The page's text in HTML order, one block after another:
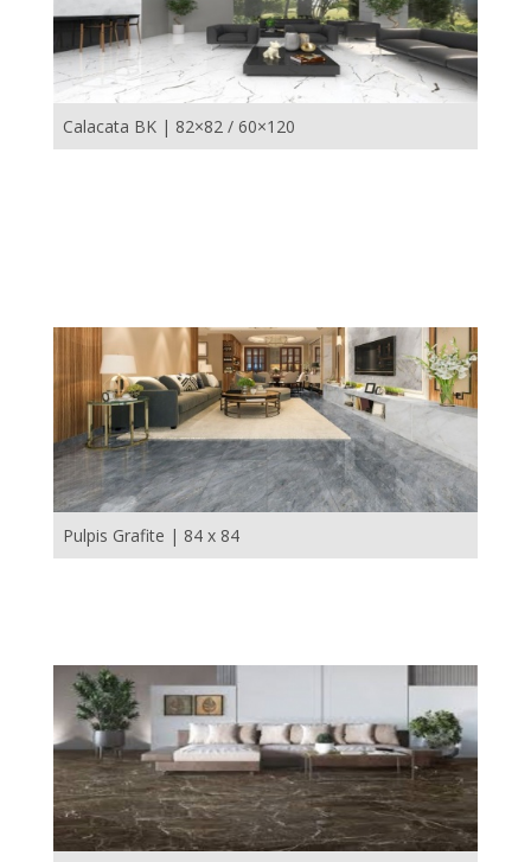
Calacata BK | 82×82 / 60×120
Pulpis Grafite | 84 x 84